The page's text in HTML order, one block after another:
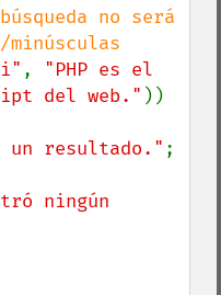
no será
i" , "PHP es el
del web." ))
un resultado." ;
ningún